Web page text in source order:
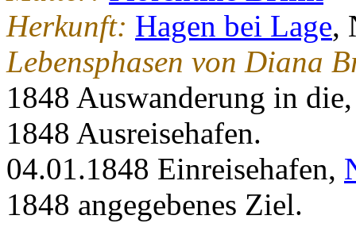
Herkunft: Hagen bei Lage,
Lebensphasen von Diana
1848 Auswanderung in
1848 Ausreisehafen.
04.01.1848 Einreisehafen,
1848 angegebenes Ziel.